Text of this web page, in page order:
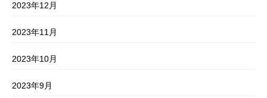
2023年12月
2023年11月
2023年10月
2023年9月